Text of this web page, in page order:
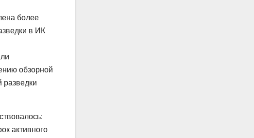
более
в ИК
обзорной
разведки
активного